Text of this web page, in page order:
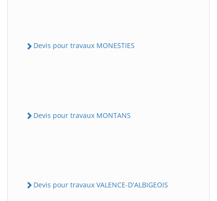
Devis pour travaux MONESTIES
Devis pour travaux MONTANS
Devis pour travaux VALENCE-D'ALBIGEOIS